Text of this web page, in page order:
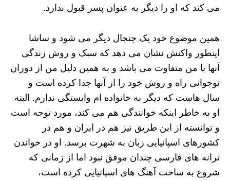
می کند که او را دیگر به عنوان پسر قبول ندارد.
همین موضوع خود یک جنجال دیگر می شود و ساشا
اینطور واکنش نشان می دهد که سبک و روش زندگی
آنها با من متفاوت می باشد و به همین دلیل من از دوران
نوجوانی راه و روش خود را از آنها جدا کرده است و
سال هاست که دیگر به خانواده ام وابستگی ندارم. البته
او به خاطر اینکه خوانندگی هم می کند، مورد توجه است
و توانسته از این طریق نیز هم در ایران و هم در
کشورهای اسپانیایی زبان به شهرت برسد. او در خواندن
ترانه های فارسی چندان موفق نبود اما از زمانی که
شروع به ساخت آهنگ های اسپانیایی کرده است،